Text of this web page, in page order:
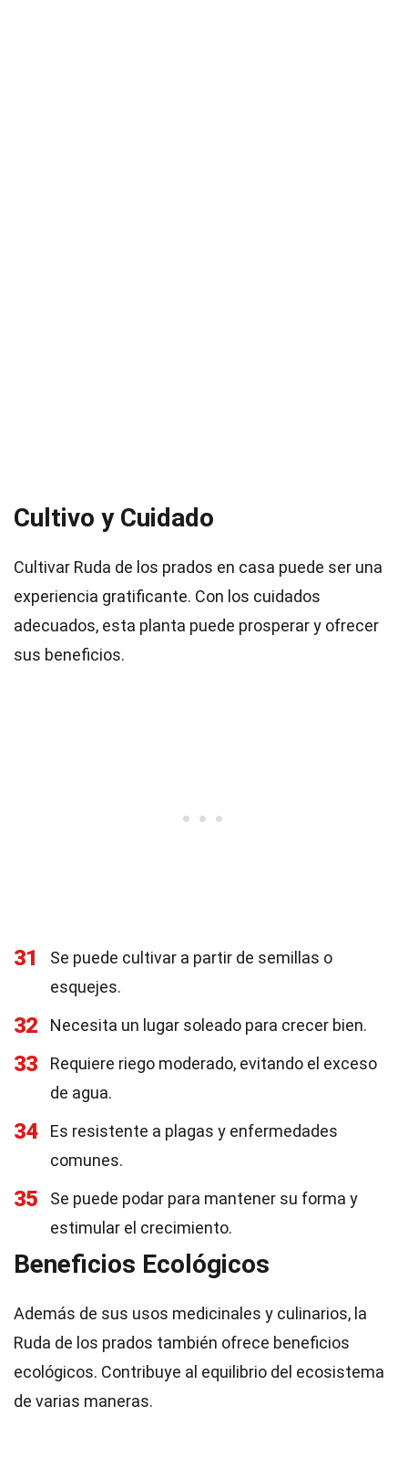
Cultivo y Cuidado
Cultivar Ruda de los prados en casa puede ser una
experiencia gratificante. Con los cuidados
adecuados, esta planta puede prosperar y ofrecer
sus beneficios.
31
Se puede cultivar a partir de semillas o
esquejes.
32 Necesita un lugar soleado para crecer bien.
33
Requiere riego moderado, evitando el exceso
de agua.
34
Es resistente a plagas y enfermedades
comunes.
35
Se puede podar para mantener su forma y
estimular el crecimiento.
Beneficios Ecológicos
Además de sus usos medicinales y culinarios, la
Ruda de los prados también ofrece beneficios
ecológicos. Contribuye al equilibrio del ecosistema
de varias maneras.